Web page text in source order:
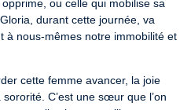
ou celle qui mobilise sa
durant cette journée, va
à nous-mêmes notre immobilité et
cette femme avancer, la joie
C’est une sœur que l’on